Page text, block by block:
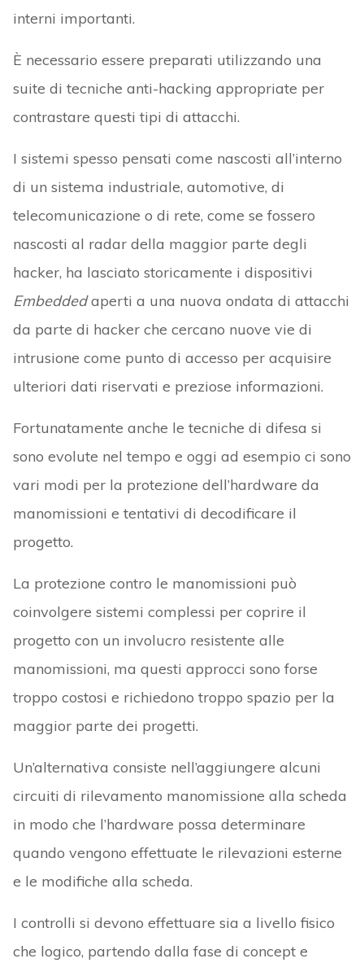
interni importanti.
È necessario essere preparati utilizzando una
suite di tecniche anti-hacking appropriate per
contrastare questi tipi di attacchi.
I sistemi spesso pensati come nascosti all’interno
di un sistema industriale, automotive, di
telecomunicazione o di rete, come se fossero
nascosti al radar della maggior parte degli
hacker, ha lasciato storicamente i dispositivi
Embeddedaperti a una nuova ondata di attacchi
da parte di hacker che cercano nuove vie di
intrusione come punto di accesso per acquisire
ulteriori dati riservati e preziose informazioni.
Fortunatamente anche le tecniche di difesa si
sono evolute nel tempo e oggi ad esempio ci sono
vari modi per la protezione dell’hardware da
manomissioni e tentativi di decodificare il
progetto.
La protezione contro le manomissioni può
coinvolgere sistemi complessi per coprire il
progetto con un involucro resistente alle
manomissioni, ma questi approcci sono forse
troppo costosi e richiedono troppo spazio per la
maggior parte dei progetti.
Un’alternativa consiste nell’aggiungere alcuni
circuiti di rilevamento manomissione alla scheda
in modo che l’hardware possa determinare
quando vengono effettuate le rilevazioni esterne
e le modifiche alla scheda.
I controlli si devono effettuare sia a livello fisico
che logico, partendo dalla fase di concept e